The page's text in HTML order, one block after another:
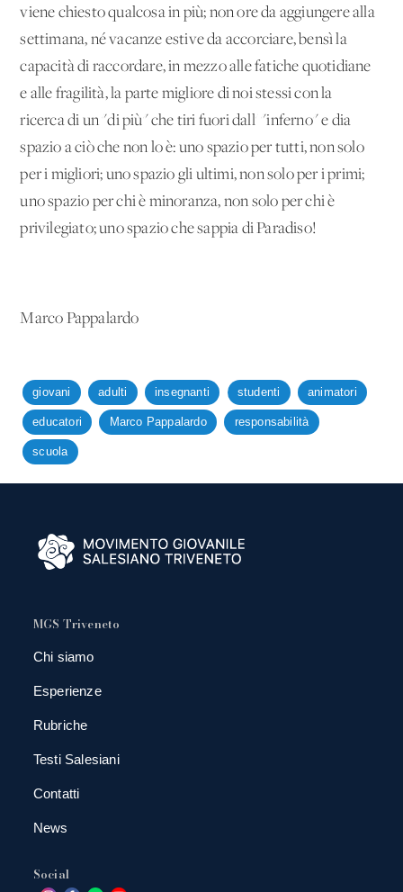
viene chiesto qualcosa in più; non ore da aggiungere alla
settimana, né vacanze estive da accorciare, bensì la
capacità di raccordare, in mezzo alle fatiche quotidiane
e alle fragilità, la parte migliore di noi stessi con la
ricerca di un "di più" che tiri fuori dall' "inferno" e dia
spazio a ciò che non lo è: uno spazio per tutti, non solo
per i migliori; uno spazio gli ultimi, non solo per i primi;
uno spazio per chi è minoranza, non solo per chi è
privilegiato; uno spazio che sappia di Paradiso!
Marco Pappalardo
giovani adulti insegnanti studenti animatori
educatori Marco Pappalardo responsabilità
scuola
MGS Triveneto
Chi siamo
Esperienze
Rubriche
Testi Salesiani
Contatti
News
Social